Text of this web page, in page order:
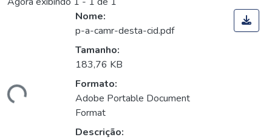
Nome:
p-a-camr-desta-cid.pdf
Tamanho:
183,76 KB
Formato:
Adobe Portable Document
Format
Descrição: